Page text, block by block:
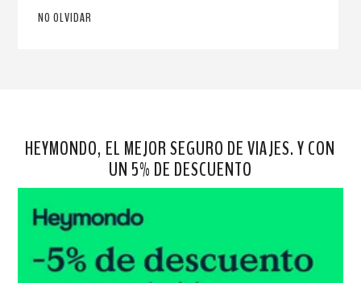
NO OLVIDAR
HEYMONDO, EL MEJOR SEGURO DE VIAJES. Y CON
UN 5% DE DESCUENTO